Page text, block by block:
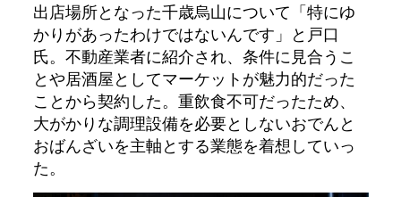
出店場所となった千歳烏山について「特にゆ
かりがあったわけではないんです」と戸口
氏。不動産業者に紹介され、条件に見合うこ
とや居酒屋としてマーケットが魅力的だった
ことから契約した。重飲食不可だったため、
大がかりな調理設備を必要としないおでんと
おばんざいを主軸とする業態を着想していっ
た。